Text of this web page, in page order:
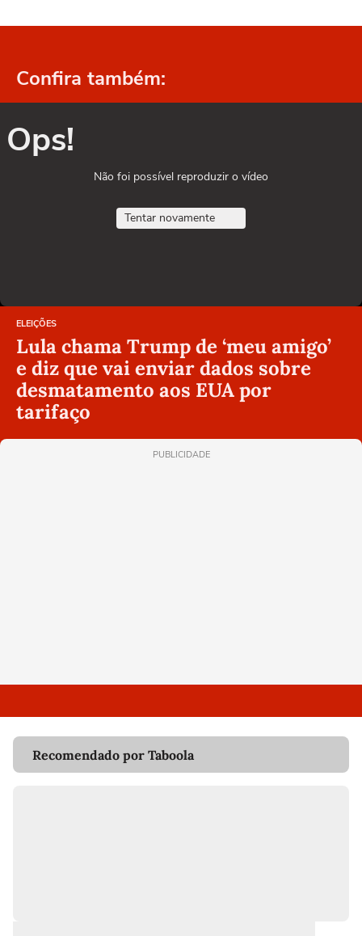
Confira também:
Ops!
Não foi possível reproduzir o vídeo
Tentar novamente
ELEIÇÕES
Lula chama Trump de ‘meu amigo’
e diz que vai enviar dados sobre
desmatamento aos EUA por
tarifaço
PUBLICIDADE
Recomendado por Taboola